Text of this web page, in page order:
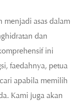
menjadi asas dalam
dan
ini
faedahnya, petua
apabila memilih
Kami juga akan